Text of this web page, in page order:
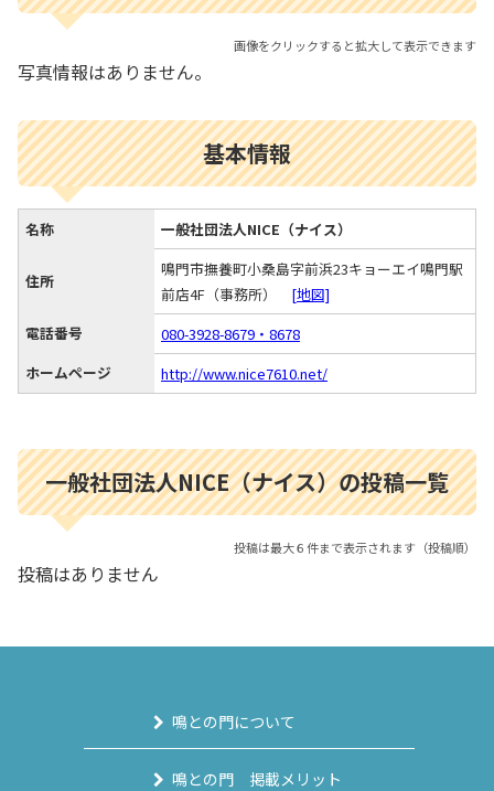
画像をクリックすると拡大して表示できます
写真情報はありません。
基本情報
名称 一般社団法人NICE（ナイス）
住所
鳴門市撫養町小桑島字前浜23キョーエイ鳴門駅
前店4F（事務所） [地図]
電話番号
080-3928-8679・8678
ホームページ
http://www.nice7610.net/
一般社団法人NICE（ナイス）の投稿一覧
投稿は最大６件まで表示されます（投稿順）
投稿はありません
鳴との門について
鳴との門 掲載メリット